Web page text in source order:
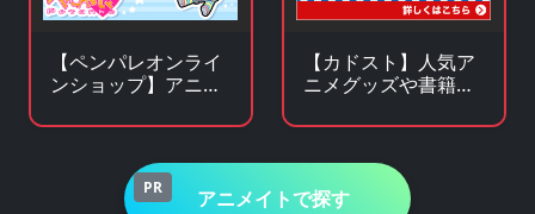
【ペンパレオンライ
ンショップ】アニ
ッズの通販サイト
【カドスト】人気ア
ニメグッズや書籍の
ラインストア
PR アニメイトで探す